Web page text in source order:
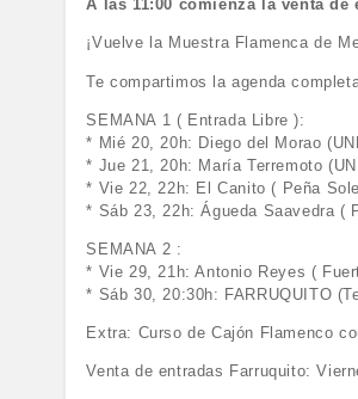
A las 11:00 comienza la venta de
¡Vuelve la Muestra Flamenca de
Te compartimos la agenda
SEMANA 1 ( Entrada Libre ):
* Mié 20, 20h: Diego del Morao
* Jue 21, 20h: María Terremoto
* Vie 22, 22h: El Canito ( Peña
* Sáb 23, 22h: Águeda Saavedra (
SEMANA 2 :
* Vie 29, 21h: Antonio Reyes (
* Sáb 30, 20:30h: FARRUQUITO
Extra: Curso de Cajón Flamenco
Venta de entradas Farruquito: